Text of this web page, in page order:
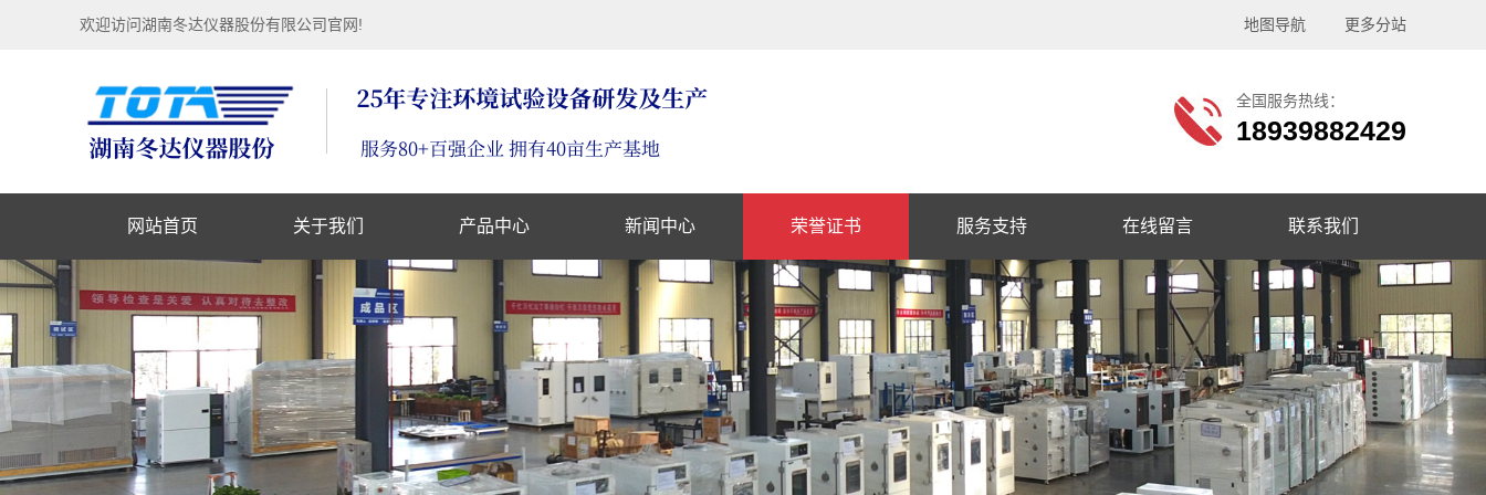
欢迎访问湖南冬达仪器股份有限公司官网! 地图导航 更多分站
全国服务热线：
18939882429
网站首页 关于我们 产品中心 新闻中心 荣誉证书 服务支持 在线留言 联系我们